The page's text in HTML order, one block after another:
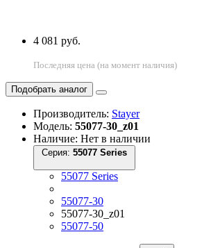
4 081 руб.
Последняя цена (на момент наличия)
Подобрать аналог
Производитель: Stayer
Модель: 55077-30_z01
Наличие: Нет в наличии
Серия:
55077 Series
55077-30
55077-30_z01
55077-50